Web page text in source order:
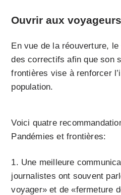
Ouvrir aux
En vue de la réouverture,
des correctifs afin que son
frontières vise à renforcer
population.
Voici quatre
Pandémies et frontières:
Une meilleure
journalistes ont souvent
voyager» et de «fermeture